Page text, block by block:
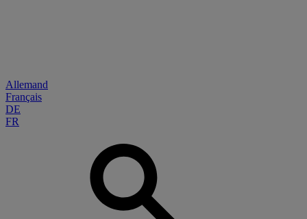
Allemand
Français
DE
FR